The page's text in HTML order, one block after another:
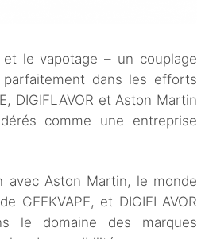
le vapotage – un couplage
parfaitement dans les efforts
DIGIFLAVOR et Aston Martin
comme une entreprise
avec Aston Martin, le monde
GEEKVAPE, et DIGIFLAVOR
le domaine des marques